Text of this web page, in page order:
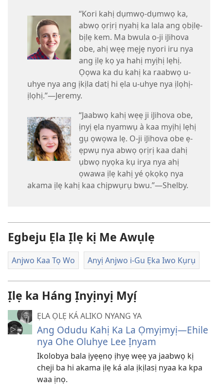
“Kori kahị dụmwọ-dụmwọ ka,
abwọ ọrịrị nyahị ka lala ang ọbịlẹ-
bịlẹ kem. Ma bwula o-ji iJihova
obe, ahị wẹẹ mẹjẹ nyori iru nya
ang ịlẹ kọ ya hahị myịhị lẹhị.
Ọọwa ka du kahị ka raabwọ u-
uhye nya ang ịkịla datị hi ẹla u-uhye nya ịlọhị-
ịlọhị.”—Jeremy.
“Jaabwọ kahị wẹẹ ji iJihova obe,
ịnyị ẹla nyamwụ à kaa myịhị lẹhị
gụ ọwọwa lẹ. O-ji iJihova obe ẹ-
ẹpwụ nya abwọ ọrịrị kaa dahị
ụbwọ nyọka kụ irya nya ahị
ọwawa ịlẹ kahị yé ọkọkọ nya
akama ịlẹ kahị kaa chịpwụrụ bwu.”—Shelby.
Egbeju Ẹla Ịlẹ kị Me Awụlẹ
Anjwo Kaa Tọ Wo Anyị Anjwo i-Gu Ẹka Iwo Kụrụ
Ịlẹ ka Háng Ịnyịnyị Myị́
ẸLA ỌLẸ KÁ ALIKO NYANG YA
Ang Odudu Kahị Ka La Ọmyịmyị​—Ehile
nya Ohe Oluhye Lee Ịnyam
Ikolobya bala ịyẹẹnọ ịhyẹ wẹẹ ya jaabwọ kị
cheji ba hi akama ịlẹ ká ala ịkịlasị nyaa ka kpa
waa ịnọ.